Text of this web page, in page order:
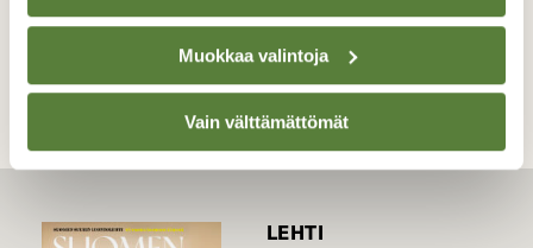
Muokkaa valintoja
Vain välttämättömät
LEHTI